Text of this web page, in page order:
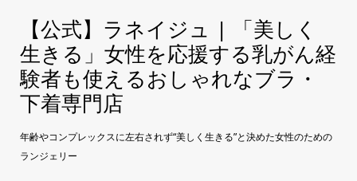
【公式】ラネイジュ | 「美しく
生きる」女性を応援する乳がん経
験者も使えるおしゃれなブラ・
下着専門店
年齢やコンプレックスに左右されず“美しく生きる”と決めた女性のための
ランジェリー